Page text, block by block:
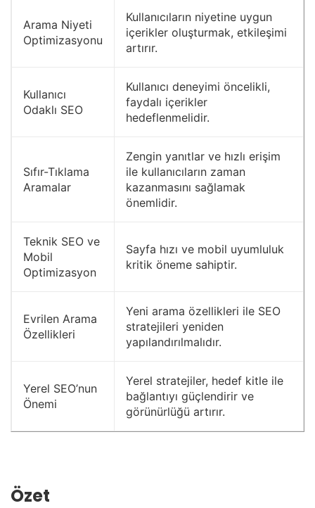
Arama Niyeti
Optimizasyonu
Kullanıcıların niyetine uygun
içerikler oluşturmak, etkileşimi
artırır.
Kullanıcı
Odaklı SEO
Kullanıcı deneyimi öncelikli,
faydalı içerikler
hedeflenmelidir.
Sıfır-Tıklama
Aramalar
Zengin yanıtlar ve hızlı erişim
ile kullanıcıların zaman
kazanmasını sağlamak
önemlidir.
Teknik SEO ve
Mobil
Optimizasyon
Sayfa hızı ve mobil uyumluluk
kritik öneme sahiptir.
Evrilen Arama
Özellikleri
Yeni arama özellikleri ile SEO
stratejileri yeniden
yapılandırılmalıdır.
Yerel SEO’nun
Önemi
Yerel stratejiler, hedef kitle ile
bağlantıyı güçlendirir ve
görünürlüğü artırır.
Özet